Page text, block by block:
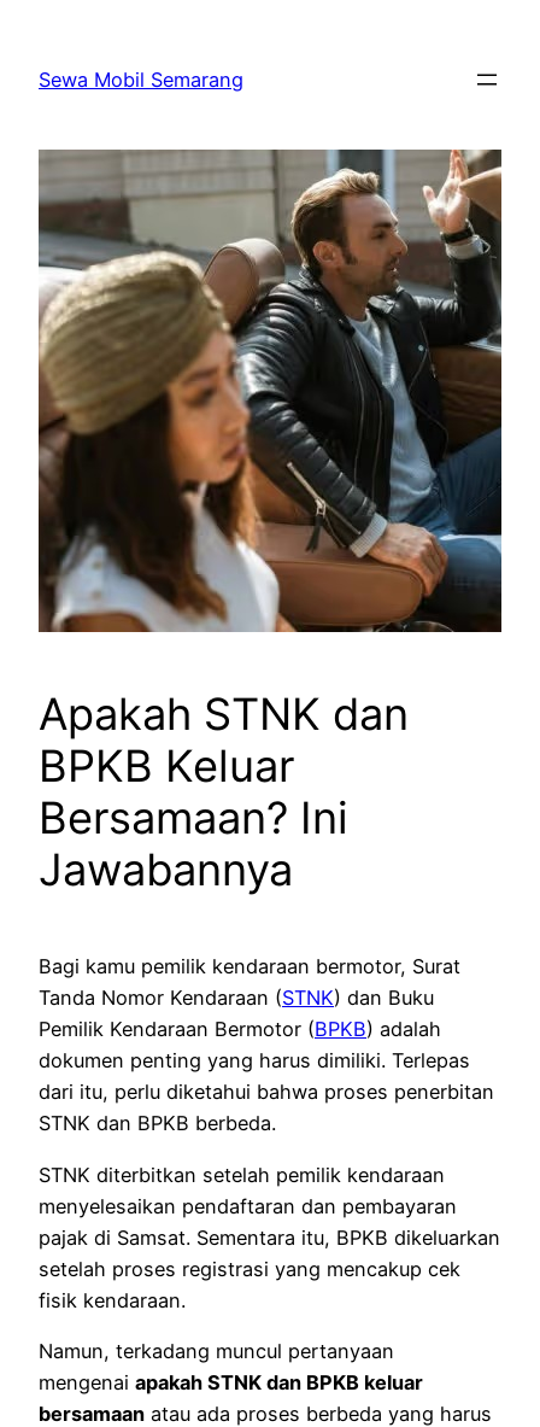
content
Sewa Mobil Semarang
Apakah STNK dan
BPKB Keluar
Bersamaan? Ini
Jawabannya
Bagi kamu pemilik kendaraan bermotor, Surat
Tanda Nomor Kendaraan (STNK) dan Buku
Pemilik Kendaraan Bermotor (BPKB) adalah
dokumen penting yang harus dimiliki. Terlepas
dari itu, perlu diketahui bahwa proses penerbitan
STNK dan BPKB berbeda.
STNK diterbitkan setelah pemilik kendaraan
menyelesaikan pendaftaran dan pembayaran
pajak di Samsat. Sementara itu, BPKB dikeluarkan
setelah proses registrasi yang mencakup cek
fisik kendaraan.
Namun, terkadang muncul pertanyaan
mengenai apakah STNK dan BPKB keluar
bersamaan atau ada proses berbeda yang harus